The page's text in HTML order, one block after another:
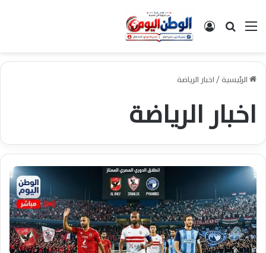
القائمةبحث عن تسجيل الدخول
الرئيسية/اخبار الرياضة
اخبار الرياضة